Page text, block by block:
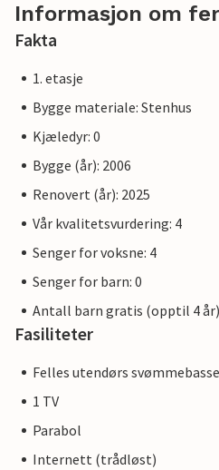
Informasjon om
Fakta
1. etasje
Bygge materiale: Stenhus
Kjæledyr: 0
Bygge (år): 2006
Renovert (år): 2025
Vår kvalitetsvurdering: 4
Senger for voksne: 4
Senger for barn: 0
Antall barn gratis (opptil 4
Fasiliteter
Felles utendørs
1 TV
Parabol
Internett (trådløst)